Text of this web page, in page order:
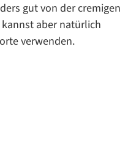
gut von der cremigen
aber natürlich
verwenden.